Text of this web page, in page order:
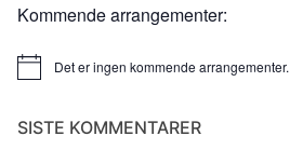
Kommende arrangementer:
MerknadDet er ingen kommende arrangementer.
SISTE KOMMENTARER